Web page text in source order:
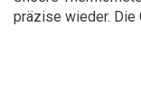
präzise wieder. Die